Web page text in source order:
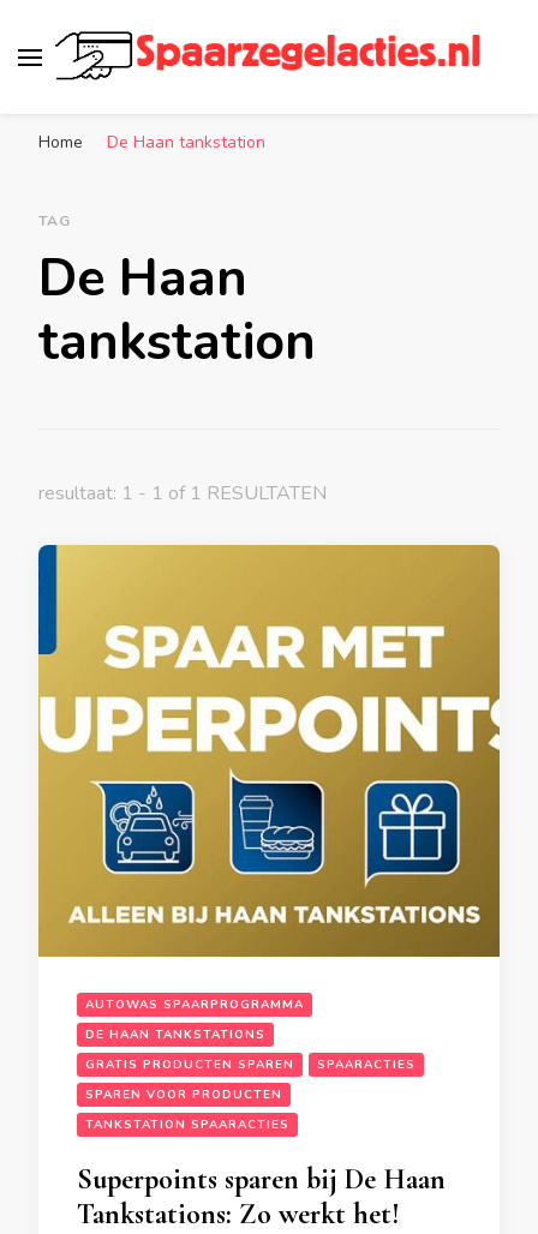
Home De Haan tankstation
TAG
De Haan
tankstation
resultaat: 1 - 1 of 1 RESULTATEN
AUTOWAS SPAARPROGRAMMA
DE HAAN TANKSTATIONS
GRATIS PRODUCTEN SPAREN
SPAARACTIES
SPAREN VOOR PRODUCTEN
TANKSTATION SPAARACTIES
Superpoints sparen bij De Haan
Tankstations: Zo werkt het!